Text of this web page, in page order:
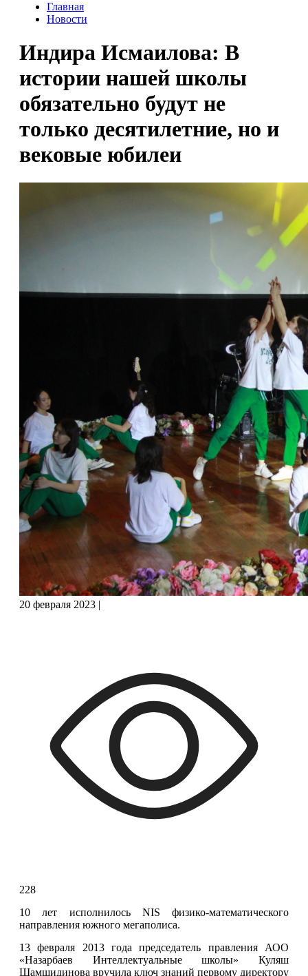
Главная
Новости
Индира Исмаилова: В
истории нашей школы
обязательно будут не
только десятилетние, но и
вековые юбилеи
20 февраля 2023 |
228
10 лет исполнилось NIS физико-математического
направления южного мегаполиса.
13 февраля 2013 года председатель правления АОО
«Назарбаев Интеллектуальные школы» Куляш
Шамшидинова вручила ключ знаний первому директору